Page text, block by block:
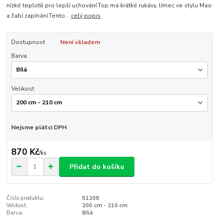
nízké teplotě pro lepší uchování.Top má krátké rukávy, límec ve stylu Mao
a žabí zapínání.Tento... celý popis
Dostupnost
Není skladem
Barva
Velikost
Nejsme plátci DPH
870 Kč/ks
Přidat do košíku
Číslo produktu:
51208
Velikost:
200 cm - 210 cm
Barva:
Bílá